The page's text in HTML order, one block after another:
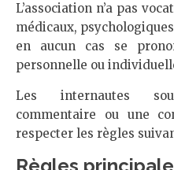
L’association n’a pas
médicaux,
en aucun cas se
personnelle ou
Les internautes
commentaire ou une
respecter les règles